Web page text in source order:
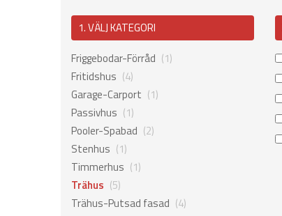
1. VÄLJ KATEGORI
Friggebodar-Förråd (1)
Fritidshus (4)
Garage-Carport (1)
Passivhus (1)
Pooler-Spabad (2)
Stenhus (1)
Timmerhus (1)
Trähus (5)
Trähus-Putsad fasad (4)